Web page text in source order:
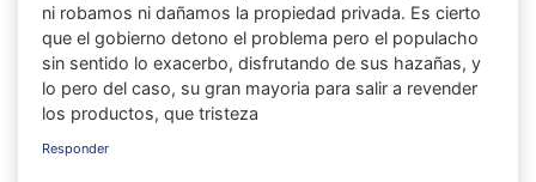
ni robamos ni dañamos la propiedad privada. Es cierto
que el gobierno detono el problema pero el populacho
sin sentido lo exacerbo, disfrutando de sus hazañas, y
lo pero del caso, su gran mayoria para salir a revender
los productos, que tristeza
Responder